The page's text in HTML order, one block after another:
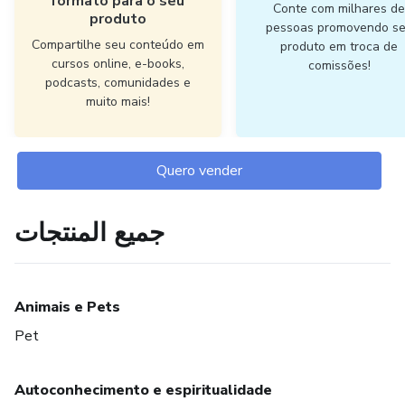
produto
Compartilhe seu conteúdo em
cursos online, e-books,
podcasts, comunidades e
muito mais!
Conte com milhares de
pessoas promovendo
produto em troca de
comissões!
Quero vender
جميع المنتجات
Animais e Pets
Pet
Autoconhecimento e espiritualidade